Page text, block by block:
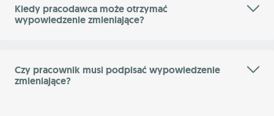
Kiedy pracodawca może otrzymać
wypowiedzenie zmieniające?
Czy pracownik musi podpisać wypowiedzenie
zmieniające?